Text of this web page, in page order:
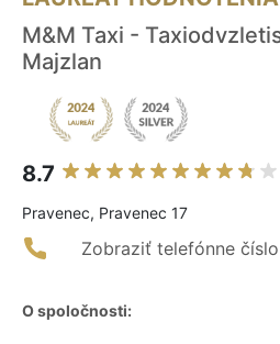
M&M Taxi -
Majzlan
8.7
Pravenec, Pravenec 17
Zobraziť telefónne číslo
O spoločnosti: